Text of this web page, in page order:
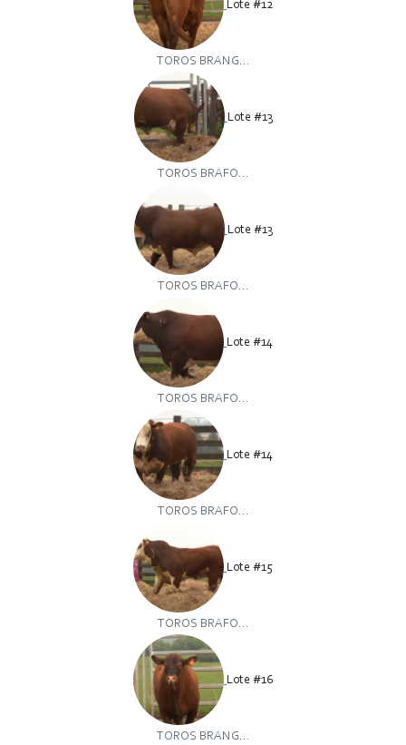
Lote #12
TOROS BRANG...
Lote #13
TOROS BRAFO...
Lote #13
TOROS BRAFO...
Lote #14
TOROS BRAFO...
Lote #14
TOROS BRAFO...
Lote #15
TOROS BRAFO...
Lote #16
TOROS BRANG...